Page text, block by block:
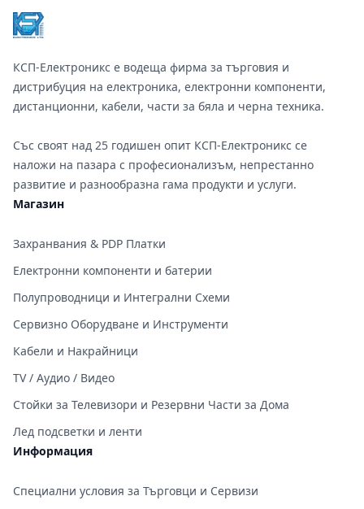
КСП-Електроникс е водеща фирма за търговия и
дистрибуция на електроника, електронни компоненти,
дистанционни, кабели, части за бяла и черна техника.
Със своят над 25 годишен опит КСП-Електроникс се
наложи на пазара с професионализъм, непрестанно
развитие и разнообразна гама продукти и услуги.
Магазин
Захранвания & PDP Платки
Електронни компоненти и батерии
Полупроводници и Интегрални Схеми
Сервизно Оборудване и Инструменти
Кабели и Накрайници
TV / Аудио / Видео
Стойки за Телевизори и Резервни Части за Дома
Лед подсветки и ленти
Информация
Специални условия за Търговци и Сервизи